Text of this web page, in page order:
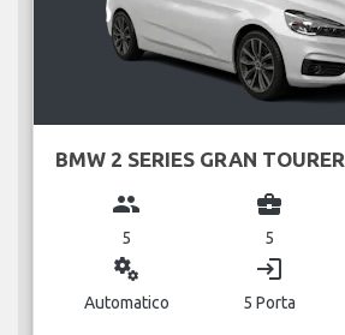
BMW 2 SERIES GRAN TOURER
group
5
business_center
5
miscellaneous_services
Automatico
login
5 Porta